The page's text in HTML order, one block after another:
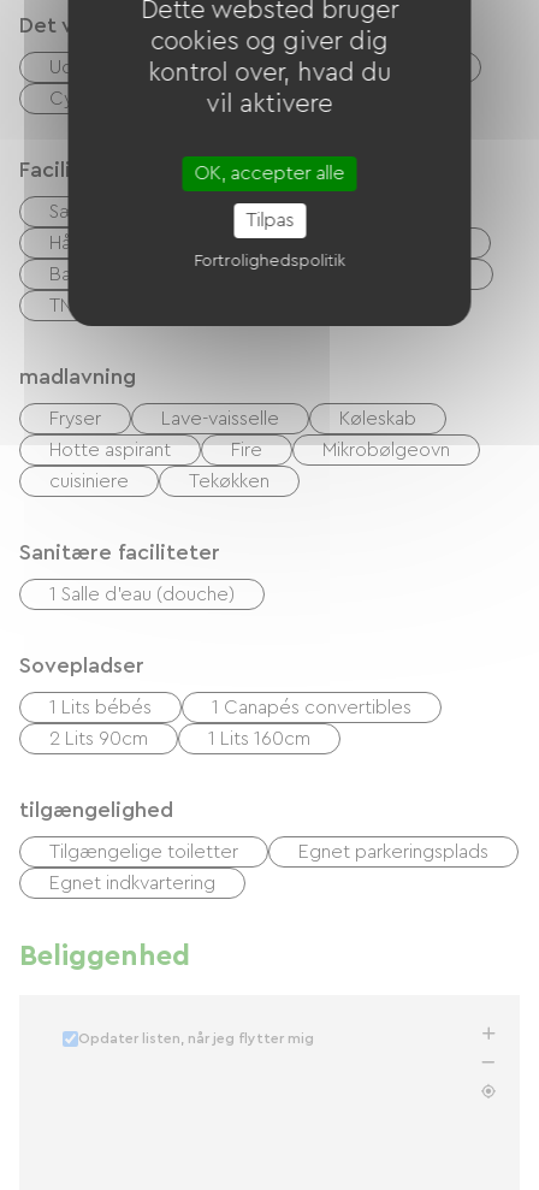
Det vi er gode til
Udlejning af lagner
Rengøring med tillæg
Cykel lån
Faciliteter
Sæt linge Lav linge
Hårtørrer
Baby udstyr
Barbecue
Hi-fi-system
TNT
madlavning
Fryser Lave-vaisselle
Køleskab
Hotte aspirant
Fire
Mikrobølgeovn
cuisiniere
Tekøkken
Sanitære faciliteter
1 Salle d'eau (douche)
Sovepladser
1 Lits bébés
1 Canapés convertibles
2 Lits 90cm
1 Lits 160cm
tilgængelighed
Tilgængelige toiletter
Egnet parkeringsplads
Egnet indkvartering
Beliggenhed
Opdater listen, når jeg flytter mig
Dette websted bruger
cookies og giver dig
kontrol over, hvad du
vil aktivere
OK, accepter alle
Tilpas
Fortrolighedspolitik